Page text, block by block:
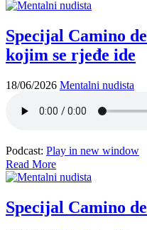
Specijal Camino
kojim se rjeđe ide
18/06/2026 Mentalni nudista
Podcast: Play in new window
Read More
Specijal Camino